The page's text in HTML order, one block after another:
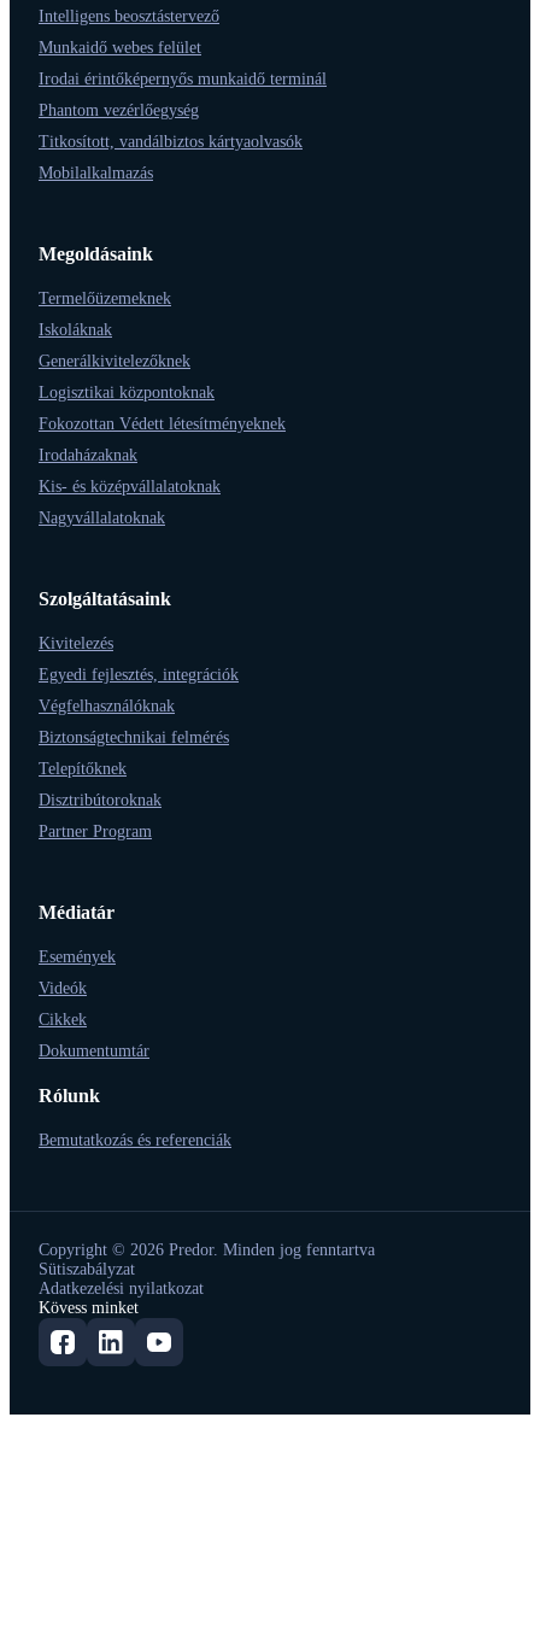
Intelligens beosztástervező
Munkaidő webes felület
Irodai érintőképernyős munkaidő terminál
Phantom vezérlőegység
Titkosított, vandálbiztos kártyaolvasók
Mobilalkalmazás
Megoldásaink
Termelőüzemeknek
Iskoláknak
Generálkivitelezőknek
Logisztikai központoknak
Fokozottan Védett létesítményeknek
Irodaházaknak
Kis- és középvállalatoknak
Nagyvállalatoknak
Szolgáltatásaink
Kivitelezés
Egyedi fejlesztés, integrációk
Végfelhasználóknak
Biztonságtechnikai felmérés
Telepítőknek
Disztribútoroknak
Partner Program
Médiatár
Események
Videók
Cikkek
Dokumentumtár
Rólunk
Bemutatkozás és referenciák
Copyright © 2026 Predor. Minden jog fenntartva
Sütiszabályzat
Adatkezelési nyilatkozat
Kövess minket